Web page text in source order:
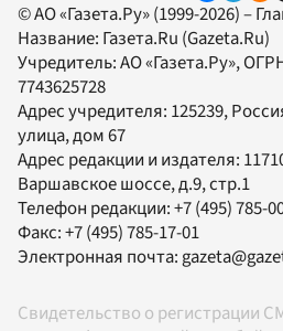
© АО «Газета.Ру» (1999-2026) –
Название: Газета.Ru (Gazeta.Ru)
Учредитель:АО «Газета.Ру»,
7743625728
Адрес учредителя: 125239,
улица, дом 67
Адрес редакции и издателя:
Варшавское шоссе, д.9, стр.1
Телефон редакции:+7 (495) 785-
Факс:+7 (495) 785-17-01
Электронная почта:
Свидетельство о регистрации